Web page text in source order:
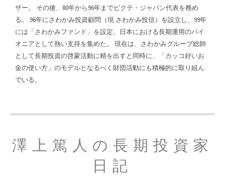
ザー。 その後、80年から96年までピクテ・ジャパン代表を務め
る。 96年にさわかみ投資顧問（現 さわかみ投信）を設立し、99年
には「さわかみファンド」を設定。日本における長期運用のパイ
オニアとして熱い支持を集めた。 現在は、さわかみグループ総帥
として長期投資の啓蒙活動に精を出すと同時に、「カッコ好いお
金の使い方」のモデルとなるべく財団活動にも積極的に取り組ん
でいる。
澤上篤人の長期投資家
日記